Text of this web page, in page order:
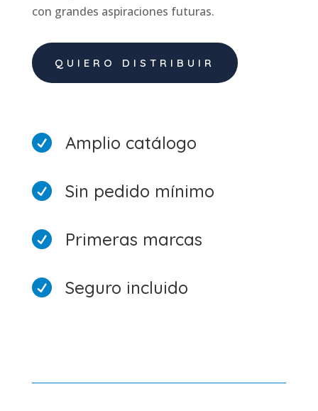
con grandes aspiraciones futuras.
QUIERO DISTRIBUIR
 Amplio catálogo
 Sin pedido mínimo
 Primeras marcas
 Seguro incluido